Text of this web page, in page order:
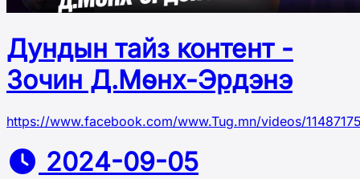
Дундын тайз контент -
Зочин Д.Мөнх-Эрдэнэ
https://www.facebook.com/www.Tug.mn/videos/
2024-09-05